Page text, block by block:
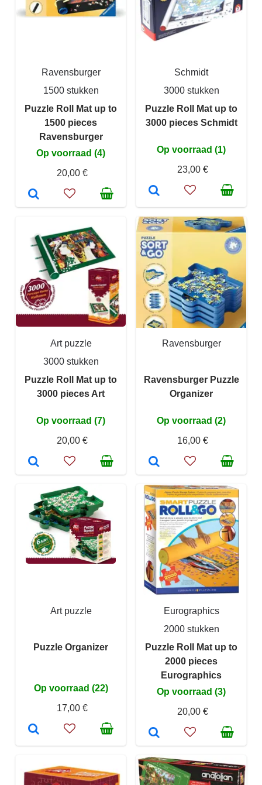
Ravensburger
1500 stukken
Puzzle Roll Mat up to
1500 pieces
Ravensburger
Op voorraad (4)
20,00 €
Schmidt
3000 stukken
Puzzle Roll Mat up to
3000 pieces Schmidt
Op voorraad (1)
23,00 €
Art puzzle
3000 stukken
Puzzle Roll Mat up to
3000 pieces Art
Op voorraad (7)
20,00 €
Ravensburger
Ravensburger Puzzle
Organizer
Op voorraad (2)
16,00 €
Art puzzle
Puzzle Organizer
Op voorraad (22)
17,00 €
Eurographics
2000 stukken
Puzzle Roll Mat up to
2000 pieces
Eurographics
Op voorraad (3)
20,00 €